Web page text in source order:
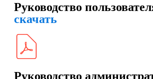
Руководство
скачать
Руководство